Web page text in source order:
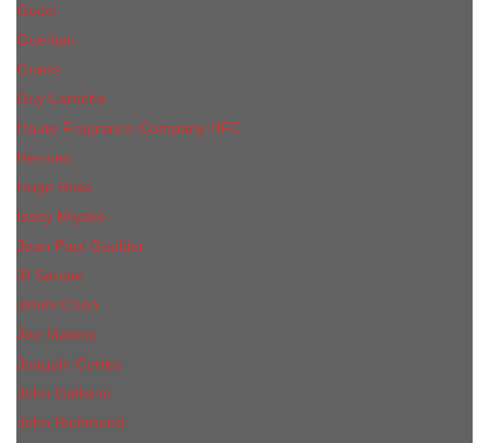
Gucci
Guerlain
Guess
Guy Laroche
Haute Fragrance Company HFC
Hermes
Hugo Boss
Issey Miyake
Jean Paul Gaultier
Jil Sander
Jimmi Choo
Jое Malоnе
Joaquin Cortes
John Galliano
John Richmond